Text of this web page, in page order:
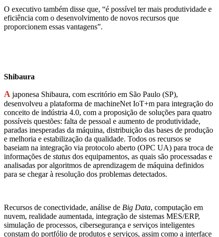
O executivo também disse que, “é possível ter mais produtividade e
eficiência com o desenvolvimento de novos recursos que
proporcionem essas vantagens”.
Shibaura
A japonesa Shibaura, com escritório em São Paulo (SP),
desenvolveu a plataforma de machineNet IoT+m para integração do
conceito de indústria 4.0, com a proposição de soluções para quatro
possíveis questões: falta de pessoal e aumento de produtividade,
paradas inesperadas da máquina, distribuição das bases de produção
e melhoria e estabilização da qualidade. Todos os recursos se
baseiam na integração via protocolo aberto (OPC UA) para troca de
informações de status dos equipamentos, as quais são processadas e
analisadas por algoritmos de aprendizagem de máquina definidos
para se chegar à resolução dos problemas detectados.
Recursos de conectividade, análise de Big Data, computação em
nuvem, realidade aumentada, integração de sistemas MES/ERP,
simulação de processos, cibersegurança e serviços inteligentes
constam do portfólio de produtos e serviços, assim como a interface